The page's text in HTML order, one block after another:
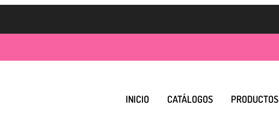
INICIO CATÁLOGOS PRODUCTOS